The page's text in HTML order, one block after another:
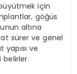
için
göğüs
altına
sürer ve genel
yapısı ve
belirler.